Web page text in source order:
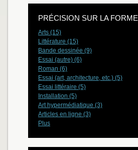
PRÉCISION SUR LA FORME
Arts (15)
Littérature (15)
Bande dessinée (9)
Essai (autre) (6)
Roman (6)
Essai (art, architecture, etc.) (5)
Essai littéraire (5)
Installation (5)
Art hypermédiatique (3)
Articles en ligne (3)
Plus